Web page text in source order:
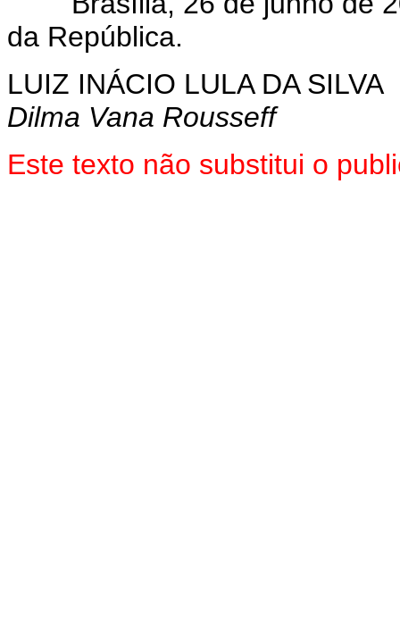
da República.
LUIZ INÁCIO LULA DA SILVA
Dilma Vana Rousseff
Este texto não substitui o